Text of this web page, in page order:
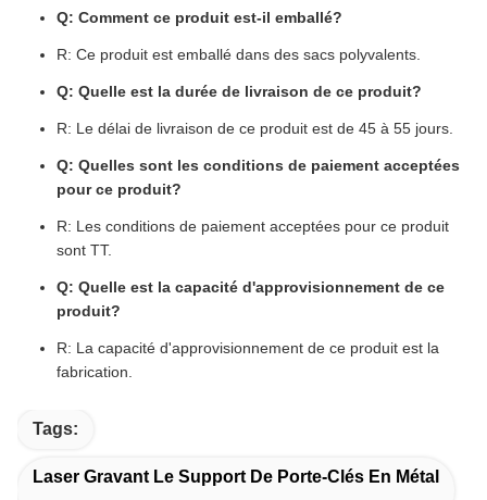
Q: Comment ce produit est-il emballé?
R: Ce produit est emballé dans des sacs polyvalents.
Q: Quelle est la durée de livraison de ce produit?
R: Le délai de livraison de ce produit est de 45 à 55 jours.
Q: Quelles sont les conditions de paiement acceptées
pour ce produit?
R: Les conditions de paiement acceptées pour ce produit
sont TT.
Q: Quelle est la capacité d'approvisionnement de ce
produit?
R: La capacité d'approvisionnement de ce produit est la
fabrication.
Tags:
Laser Gravant Le Support De Porte-Clés En Métal